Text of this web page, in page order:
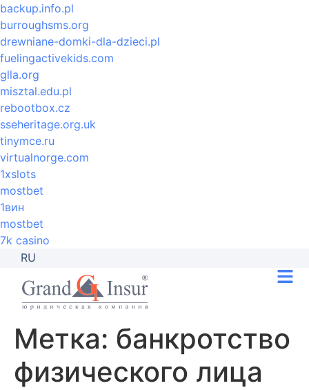
backup.info.pl
burroughsms.org
drewniane-domki-dla-dzieci.pl
fuelingactivekids.com
glla.org
misztal.edu.pl
rebootbox.cz
sseheritage.org.uk
tinymce.ru
virtualnorge.com
1xslots
mostbet
1вин
mostbet
7k casino
RU
Метка: банкротство
физического лица